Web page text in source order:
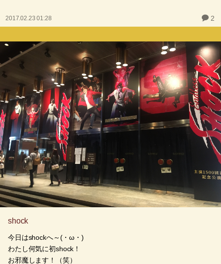
2017.02.23 01:28 2
shock
今日はshockへ～(・ω・)
わたし何気に初shock！
お邪魔します！（笑）